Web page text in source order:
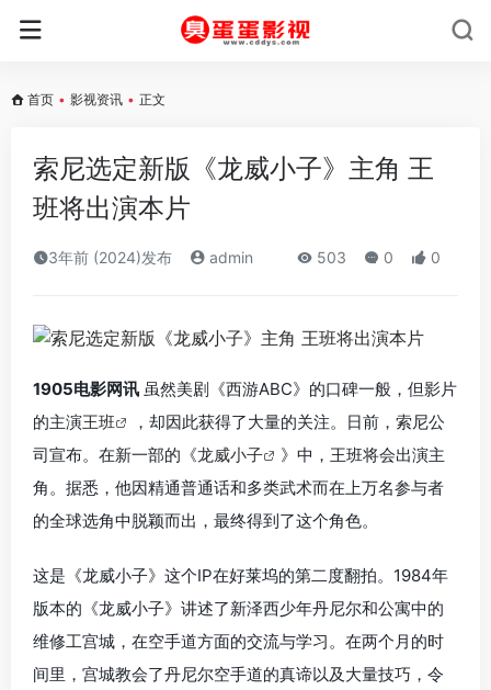
首页 • 影视资讯 • 正文
索尼选定新版《龙威小子》主角 王
班将出演本片
3年前 (2024)发布 admin 503 0 0
1905电影网讯 虽然美剧《西游ABC》的口碑一般，但影片
的主演王班
，却因此获得了大量的关注。日前，索尼公
司宣布。在新一部的《龙威小子
》中，王班将会出演主
角。据悉，他因精通普通话和多类武术而在上万名参与者
的全球选角中脱颖而出，最终得到了这个角色。
这是《龙威小子》这个IP在好莱坞的第二度翻拍。1984年
版本的《龙威小子》讲述了新泽西少年丹尼尔和公寓中的
维修工宫城，在空手道方面的交流与学习。在两个月的时
间里，宫城教会了丹尼尔空手道的真谛以及大量技巧，令